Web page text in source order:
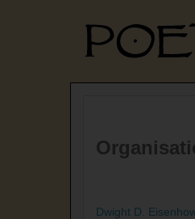
Dwight D.